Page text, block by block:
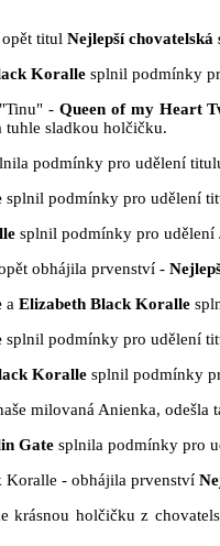
titul Nejlepší chovatelská
Koralle splnil podmínky
- Queen of my Heart
tuhle sladkou holčičku.
podmínky pro udělení
splnil podmínky pro udělení
splnil podmínky pro udělení
obhájila prvenství -
a Elizabeth Black Koralle
splnil podmínky pro udělení
Koralle splnil podmínky
milovaná Anienka,
Gate splnila podmínky pro
Koralle - obhájila prvenství
krásnou holčičku z